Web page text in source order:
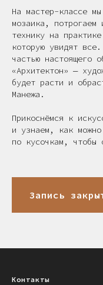
На мастер-классе
мозаика, потрогаем
технику на
которую увидят
частью настоящего
«Архитектон» —
будет расти и
Манежа.
Прикоснёмся к
и узнаем, как можно
по кусочкам, чтобы
Запись
Контакты